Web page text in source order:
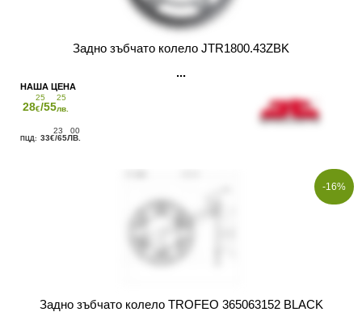
Задно зъбчато колело JTR1800.43ZBK
28
25
€/55
25
лв.
33
23
€/65
00
ЛВ.
-16%
Задно зъбчато колело TROFEO 365063152 BLACK